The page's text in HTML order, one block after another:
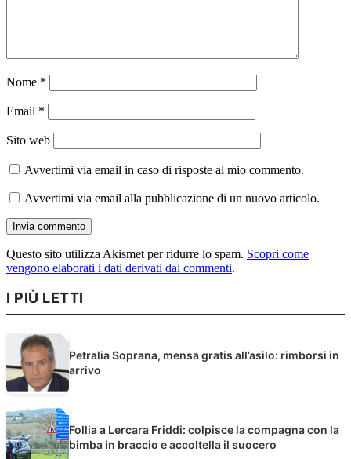
Nome *
Email *
Sito web
Avvertimi via email in caso di risposte al mio commento.
Avvertimi via email alla pubblicazione di un nuovo articolo.
Questo sito utilizza Akismet per ridurre lo spam. Scopri come
vengono elaborati i dati derivati dai commenti.
I PIÙ LETTI
Petralia Soprana, mensa gratis all’asilo: rimborsi in
arrivo
Follia a Lercara Friddi: colpisce la compagna con la
bimba in braccio e accoltella il suocero